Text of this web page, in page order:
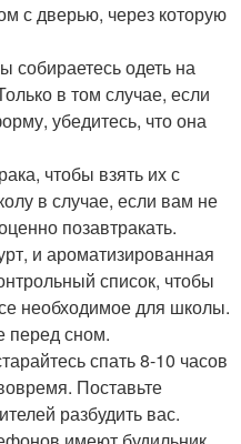
с дверью, через которую
собираетесь одеть на
в том случае, если
убедитесь, что она
чтобы взять их с
в случае, если вам не
позавтракать.
и ароматизированная
список, чтобы
необходимое для школы.
перед сном.
спать 8-10 часов
Поставьте
разбудить вас.